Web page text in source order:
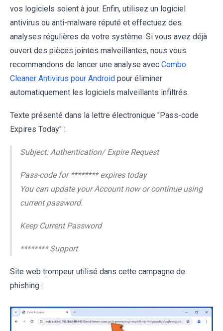
vos logiciels soient à jour. Enfin, utilisez un logiciel
antivirus ou anti-malware réputé et effectuez des
analyses régulières de votre système. Si vous avez déjà
ouvert des pièces jointes malveillantes, nous vous
recommandons de lancer une analyse avec Combo
Cleaner Antivirus pour Android pour éliminer
automatiquement les logiciels malveillants infiltrés.
Texte présenté dans la lettre électronique "Pass-code
Expires Today" :
Subject: Authentication/ Expire Request
Pass-code for ******** expires today
You can update your Account now or continue using
current password.
Keep Current Password
******** Support
Site web trompeur utilisé dans cette campagne de
phishing :